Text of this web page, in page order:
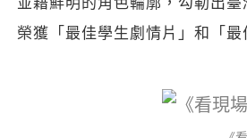
榮獲「最佳學生劇情片」和「最